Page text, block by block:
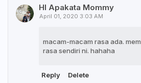
HI Apakata Mommy
April 01, 2020 3:03 AM
macam-macam rasa ada.
rasa sendiri ni. hahaha
Reply Delete